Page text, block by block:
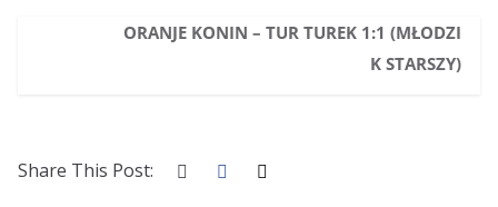
ORANJE KONIN – TUR TUREK 1:1 (MŁODZI
K STARSZY)
Share This Post: